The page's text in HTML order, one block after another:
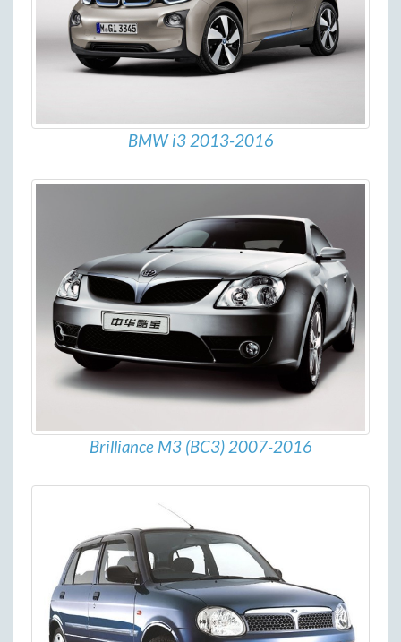
BMW i3 2013-2016
Brilliance M3 (BC3) 2007-2016